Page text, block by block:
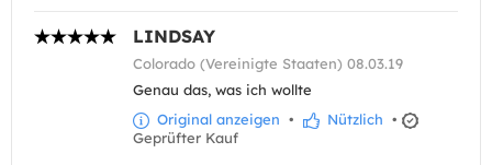
LINDSAY
Colorado (Vereinigte Staaten) 08.03.19
Genau das, was ich wollte
Original anzeigen • Nützlich •
Geprüfter Kauf